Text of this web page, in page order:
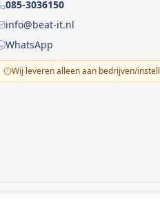
085-3036150
info@beat-it.nl
WhatsApp
Wij leveren alleen aan bedrijven/